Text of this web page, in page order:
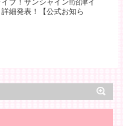
ブ！サンシャイン!!沼津イ
細発表！【公式お知ら